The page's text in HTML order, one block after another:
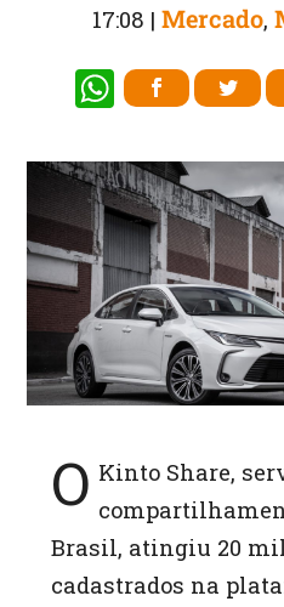
17:08 | Mercado,
W
at
s
A
p
p
O Kinto Share,
Brasil, atingiu 20
cadastrados na